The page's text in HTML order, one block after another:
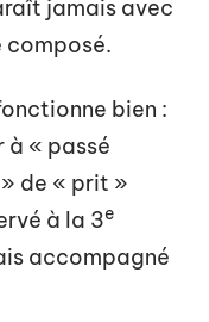
jamais avec
composé.
bien :
à « passé
de « prit »
à la 3e
accompagné